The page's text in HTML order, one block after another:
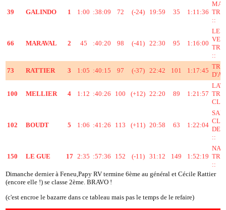
39 GALINDO 1 1:00 :38:09 72 (-24) 19:59 35 1:11:36
::
66 MARAVAL 2 45 :40:20 98 (-41) 22:30 95 1:16:00
LES
::
73 RATTIER 3 1:05 :40:15 97 (-37) 22:42 101 1:17:45
TRI
100 MELLIER 4 1:12 :40:26 100 (+12) 22:20 89 1:21:57
102 BOUDT 5 1:06 :41:26 113 (+11) 20:58 63 1:22:04
DES
::
150 LE GUE 17 2:35 :57:36 152 (-11) 31:12 149 1:52:19
::
Dimanche dernier à Feneu,Papy RV termine 6ème au général et Cécile Rattier
(encore elle !) se classe 2ème. BRAVO !
(c'est encroe le bazarre dans ce tableau mais pas le temps de le refaire)